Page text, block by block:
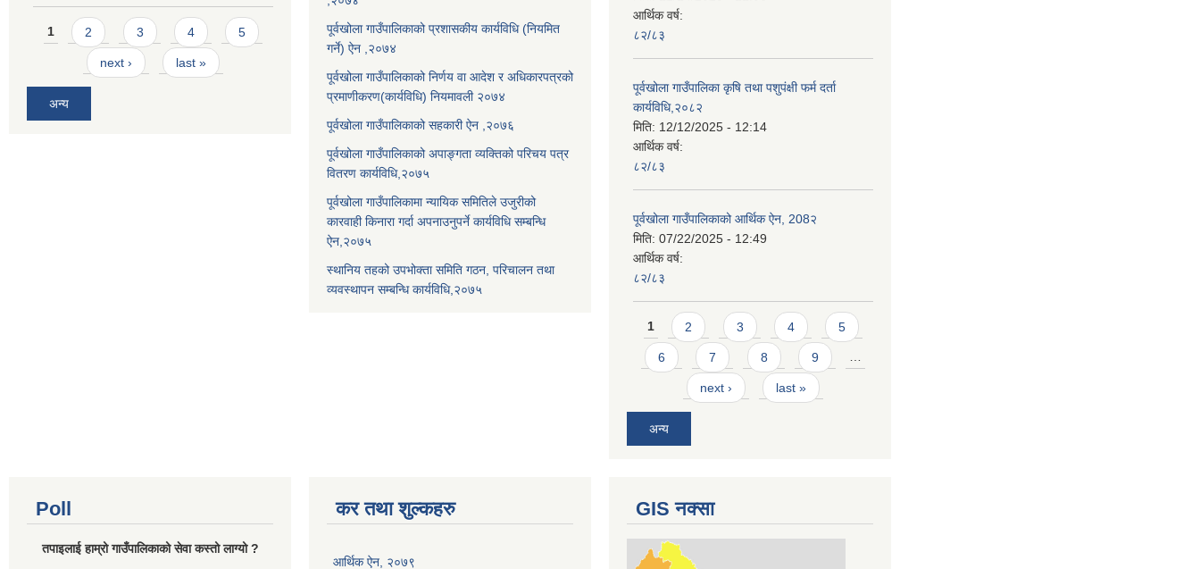
Pages
1 2 3 4 5
next › last »
अन्य
पूर्वखोला गाउँपालिकाको प्रशासकीय कार्यविधि (नियमित
गर्ने) ऐन ,२०७४
पूर्वखोला गाउँपालिकाको निर्णय वा आदेश र अधिकारपत्रको
प्रमाणीकरण(कार्यविधि) नियमावली २०७४
पूर्वखोला गाउँपालिकाको सहकारी ऐन ,२०७६
पूर्वखोला गाउँपालिकाको अपाङ्गता व्यक्तिको परिचय पत्र
वितरण कार्यविधि,२०७५
पूर्वखोला गाउँपालिकामा न्यायिक समितिले उजुरीको
कारवाही किनारा गर्दा अपनाउनुपर्ने कार्यविधि सम्बन्धि
ऐन,२०७५
स्थानिय तहको उपभोक्ता समिति गठन, परिचालन तथा
व्यवस्थापन सम्बन्धि कार्यविधि,२०७५
आर्थिक वर्ष:
८२/८३
पूर्वखोला गाउँपालिका कृषि तथा पशुपंक्षी फर्म दर्ता
कार्यविधि,२०८२
मिति: 12/12/2025 - 12:14
आर्थिक वर्ष:
८२/८३
पूर्वखोला गाउँपालिकाको आर्थिक ऐन, 208२
मिति: 07/22/2025 - 12:49
आर्थिक वर्ष:
८२/८३
Pages
1 2 3 4 5
6 7 8 9 …
next › last »
अन्य
Poll
तपाइलाई हाम्रो गाउँपालिकाको सेवा कस्तो लाग्यो ?
कर तथा शुल्कहरु
आर्थिक ऐन, २०७९
GIS नक्सा